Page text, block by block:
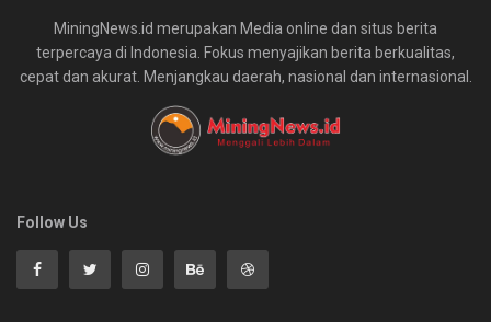
MiningNews.id merupakan Media online dan situs berita
terpercaya di Indonesia. Fokus menyajikan berita berkualitas,
cepat dan akurat. Menjangkau daerah, nasional dan internasional.
Follow Us